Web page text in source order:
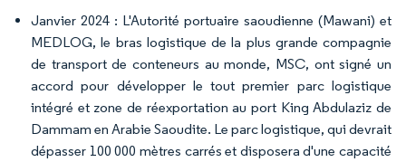
Janvier 2024 : L'Autorité portuaire saoudienne (Mawani) et
MEDLOG, le bras logistique de la plus grande compagnie
de transport de conteneurs au monde, MSC, ont signé un
accord pour développer le tout premier parc logistique
intégré et zone de réexportation au port King Abdulaziz de
Dammam en Arabie Saoudite. Le parc logistique, qui devrait
dépasser 100 000 mètres carrés et disposera d'une capacité